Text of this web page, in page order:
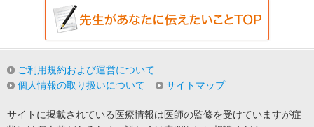
ご利用規約および運営について
個人情報の取り扱いについて
サイトマップ
サイトに掲載されている医療情報は医師の監修を受けていますが症